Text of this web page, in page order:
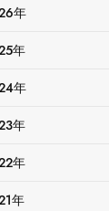
年
年
年
年
年
年